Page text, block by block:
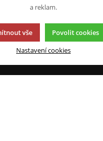
Chcete nám něco
našich
shopu?
Chci napsat
a reklam.
vše Povolit cookies
Nastavení cookies